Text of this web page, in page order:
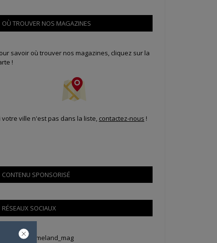
OÙ TROUVER NOS MAGAZINES
savoir où trouver nos magazines, cliquez sur la
!
votre ville n'est pas dans la liste, contactez-nous !
CONTENU SPONSORISÉ
RÉSEAUX SOCIAUX
Tweets by Animeland_mag